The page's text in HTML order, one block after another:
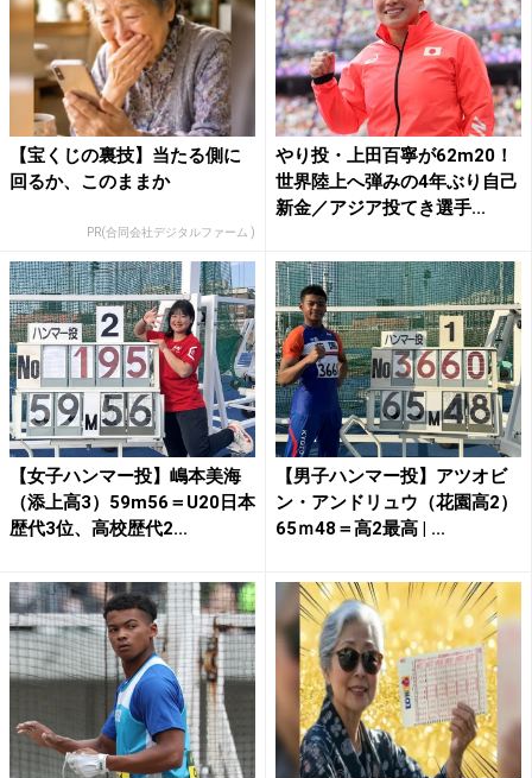
【宝くじの裏技】当たる側に
回るか、このままか
PR(合同会社デジタルファーム )
やり投・上田百寧が62m20！
世界陸上へ弾みの4年ぶり自己
新金／アジア投てき選手...
【女子ハンマー投】嶋本美海
（添上高3）59m56＝U20日本
歴代3位、高校歴代2...
【男子ハンマー投】アツオビ
ン・アンドリュウ（花園高2）
65ｍ48＝高2最高 | ...